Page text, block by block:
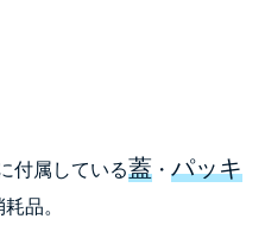
付属している蓋 ・ パッキ
品。